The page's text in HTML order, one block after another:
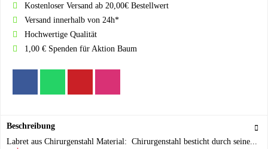
Kostenloser Versand ab 20,00€ Bestellwert
Versand innerhalb von 24h*
Hochwertige Qualität
1,00 € Spenden für Aktion Baum
Beschreibung
Labret aus Chirurgenstahl Material: Chirurgenstahl besticht durch seine...